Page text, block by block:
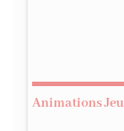
Animations